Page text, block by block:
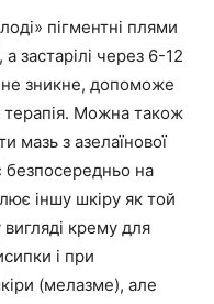
пігментні плями
застарілі через 6-12
зникне, допоможе
терапія. Можна також
мазь з азелаїнової
безпосередньо на
іншу шкіру як той
вигляді крему для
і при
(мелазме), але